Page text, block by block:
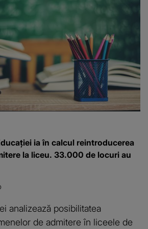
ia în calcul reintroducerea
la liceu. 33.000 de locuri au
analizează posibilitatea
de admitere în liceele de